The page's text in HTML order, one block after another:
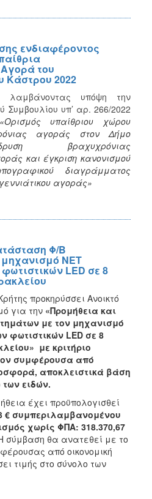
ενδιαφέροντος
του
Κάστρου 2022
υπόψη την
Συμβουλίου υπ’ αρ. 266/2022
«Ορισμός υπαίθριου χώρου
αγοράς στον Δήμο
βραχυχρόνιας
και έγκριση κανονισμού
διαγράμματος
αγοράς»
Φ/Β
NET
LED σε 8
προκηρύσσει Ανοικτό
για την «Προμήθεια και
με τον μηχανισμό
φωτιστικών LED σε 8
με κριτήριο
συμφέρουσα από
αποκλειστικά βάση
ειδών.
έχει προϋπολογισθεί
€ συμπεριλαμβανομένου
χωρίς ΦΠΑ: 318.370,67
σύμβαση θα ανατεθεί με το
από οικονομική
τιμής στο σύνολο των